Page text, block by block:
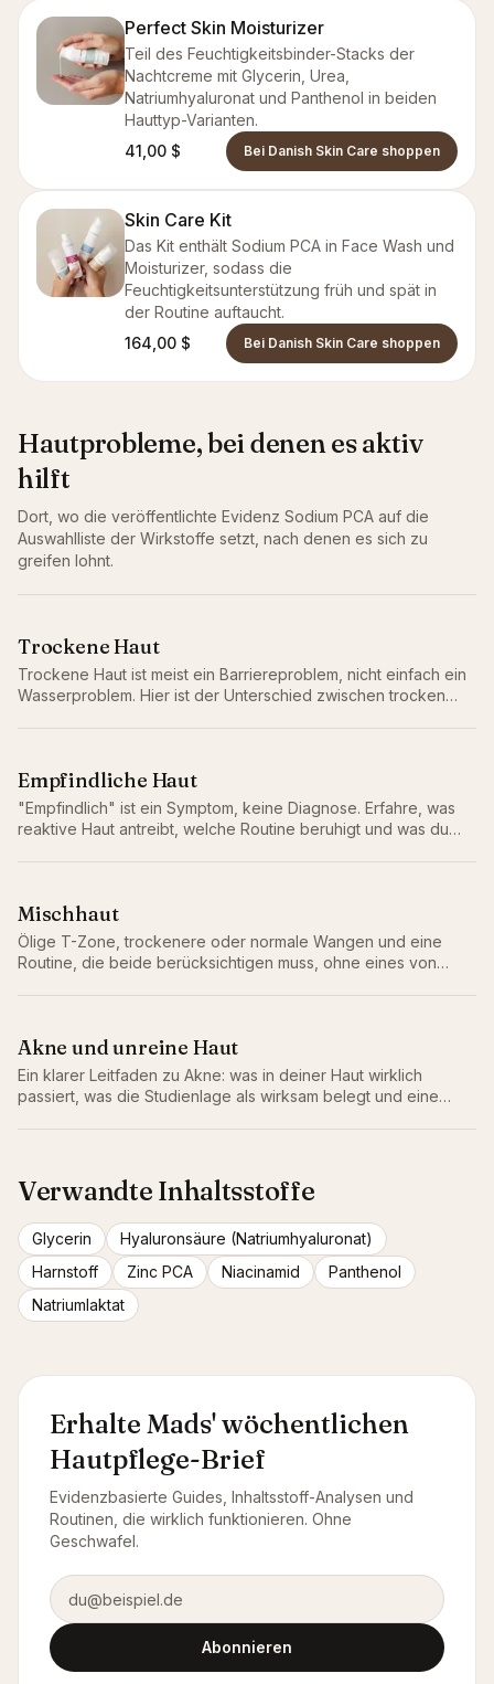
Perfect Skin Moisturizer
Teil des Feuchtigkeitsbinder-Stacks der
Nachtcreme mit Glycerin, Urea,
Natriumhyaluronat und Panthenol in beiden
Hauttyp-Varianten.
41,00 $
Bei Danish Skin Care shoppen
Skin Care Kit
Das Kit enthält Sodium PCA in Face Wash und
Moisturizer, sodass die
Feuchtigkeitsunterstützung früh und spät in
der Routine auftaucht.
164,00 $
Bei Danish Skin Care shoppen
Hautprobleme, bei denen es aktiv
hilft
Dort, wo die veröffentlichte Evidenz Sodium PCA auf die
Auswahlliste der Wirkstoffe setzt, nach denen es sich zu
greifen lohnt.
Trockene Haut
Trockene Haut ist meist ein Barriereproblem, nicht einfach ein
Wasserproblem. Hier ist der Unterschied zwischen trocken
Empfindliche Haut
"Empfindlich" ist ein Symptom, keine Diagnose. Erfahre, was
reaktive Haut antreibt, welche Routine beruhigt und was du
Mischhaut
Ölige T-Zone, trockenere oder normale Wangen und eine
Routine, die beide berücksichtigen muss, ohne eines von
Akne und unreine Haut
Ein klarer Leitfaden zu Akne: was in deiner Haut wirklich
passiert, was die Studienlage als wirksam belegt und eine
Verwandte Inhaltsstoffe
Glycerin
Hyaluronsäure (Natriumhyaluronat)
Harnstoff
Zinc PCA Niacinamid
Panthenol
Natriumlaktat
Erhalte Mads' wöchentlichen
Hautpflege-Brief
Evidenzbasierte Guides, Inhaltsstoff-Analysen und
Routinen, die wirklich funktionieren. Ohne
Geschwafel.
E-Mail-Adresse
Abonnieren